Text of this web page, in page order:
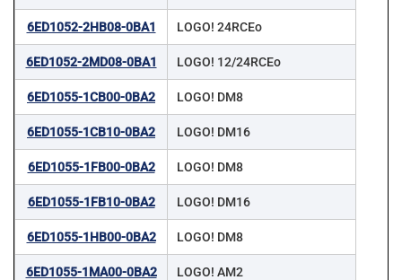
6ED1052-2HB08-0BA1 LOGO! 24RCEo
6ED1052-2MD08-0BA1 LOGO! 12/24RCEo
6ED1055-1CB00-0BA2 LOGO! DM8
6ED1055-1CB10-0BA2 LOGO! DM16
6ED1055-1FB00-0BA2 LOGO! DM8
6ED1055-1FB10-0BA2 LOGO! DM16
6ED1055-1HB00-0BA2 LOGO! DM8
6ED1055-1MA00-0BA2 LOGO! AM2